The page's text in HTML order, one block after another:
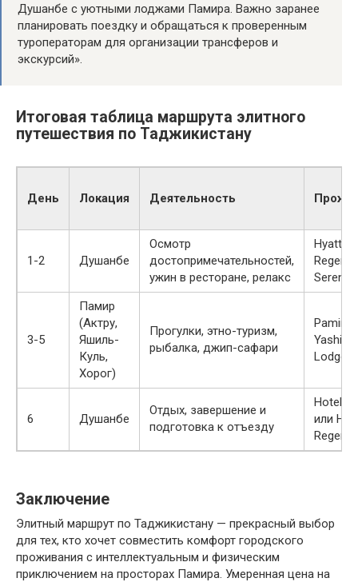
Душанбе с уютными лоджами Памира. Важно заранее
планировать поездку и обращаться к проверенным
туроператорам для организации трансферов и
экскурсий».
Итоговая таблица маршрута элитного
путешествия по Таджикистану
День Локация Деятельность
1-2 Душанбе
Осмотр
достопримечательностей,
ужин в ресторане, релакс
Hyatt
Serena
3-5
Памир
(Актру,
Яшиль-
Куль,
Хорог)
Прогулки, этно-туризм,
рыбалка, джип-сафари
Pamir
Yashil-
Lodge
6 Душанбе
Отдых, завершение и
подготовка к отъезду
Hotel
или
Regency
Заключение
Элитный маршрут по Таджикистану — прекрасный выбор
для тех, кто хочет совместить комфорт городского
проживания с интеллектуальным и физическим
приключением на просторах Памира. Умеренная цена на